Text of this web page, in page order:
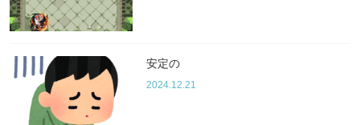
安定の
2024.12.21